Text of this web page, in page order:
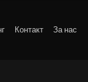
Контакт За нас